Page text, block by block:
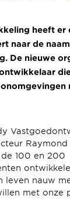
heeft er
naar de
De nieuwe
Raymond
100 en 200
leven nauw
met onze